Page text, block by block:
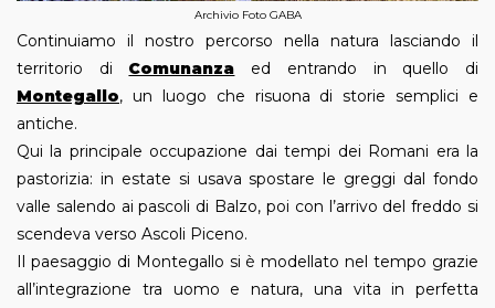
Archivio Foto GABA
Continuiamo il nostro percorso nella natura lasciando il
territorio di Comunanza ed entrando in quello di
Montegallo, un luogo che risuona di storie semplici e
antiche.
Qui la principale occupazione dai tempi dei Romani era la
pastorizia: in estate si usava spostare le greggi dal fondo
valle salendo ai pascoli di Balzo, poi con l’arrivo del freddo si
scendeva verso Ascoli Piceno.
Il paesaggio di Montegallo si è modellato nel tempo grazie
all’integrazione tra uomo e natura, una vita in perfetta